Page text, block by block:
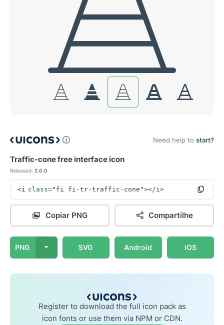
Need help to start?
Traffic-cone free interface icon
Released: 2.0.0
<i class="fi fi-tr-traffic-cone"></i>
Copiar PNG Compartilhe
PNG SVG Android iOS
Register to download the full icon pack as
icon fonts or use them via NPM or CDN.